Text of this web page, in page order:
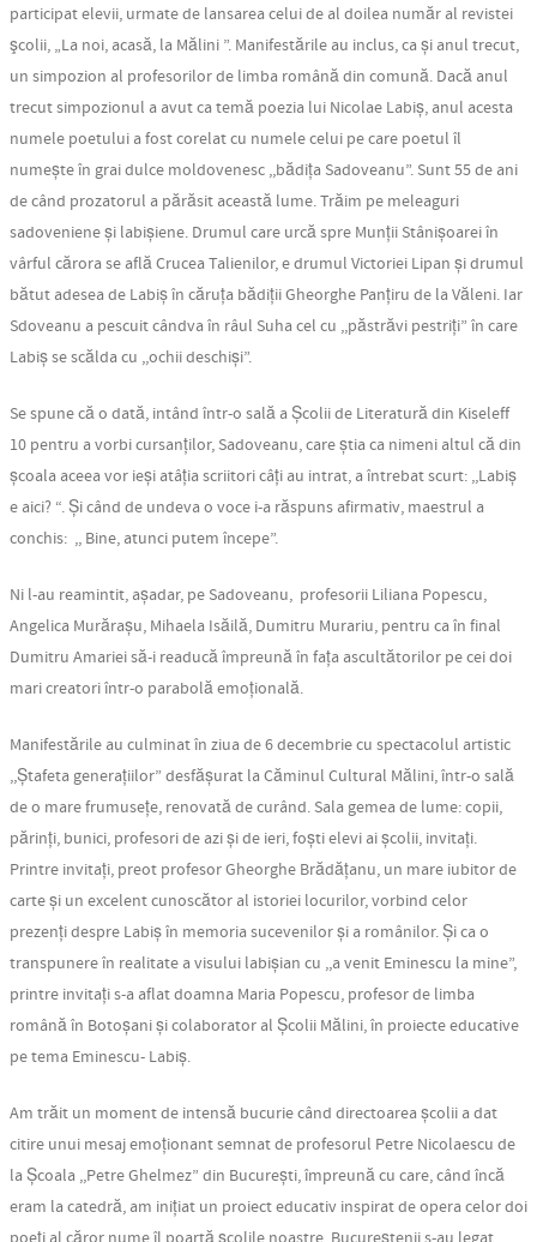
participat elevii, urmate de lansarea celui de al doilea număr al revistei
şcolii, „La noi, acasă, la Mălini ”. Manifestările au inclus, ca și anul trecut,
un simpozion al profesorilor de limba română din comună. Dacă anul
trecut simpozionul a avut ca temă poezia lui Nicolae Labiș, anul acesta
numele poetului a fost corelat cu numele celui pe care poetul îl
numește în grai dulce moldovenesc ,,bădița Sadoveanu”. Sunt 55 de ani
de când prozatorul a părăsit această lume. Trăim pe meleaguri
sadoveniene și labișiene. Drumul care urcă spre Munții Stânișoarei în
vârful cărora se află Crucea Talienilor, e drumul Victoriei Lipan și drumul
bătut adesea de Labiș în căruța bădiții Gheorghe Panțiru de la Văleni. Iar
Sdoveanu a pescuit cândva în râul Suha cel cu ,,păstrăvi pestriți” în care
Labiș se scălda cu ,,ochii deschiși”.
Se spune că o dată, intând într-o sală a Școlii de Literatură din Kiseleff
10 pentru a vorbi cursanților, Sadoveanu, care știa ca nimeni altul că din
școala aceea vor ieși atâția scriitori câți au intrat, a întrebat scurt: ,,Labiș
e aici? “. Și când de undeva o voce i-a răspuns afirmativ, maestrul a
conchis: ,, Bine, atunci putem începe”.
Ni l-au reamintit, așadar, pe Sadoveanu, profesorii Liliana Popescu,
Angelica Murărașu, Mihaela Isăilă, Dumitru Murariu, pentru ca în final
Dumitru Amariei să-i readucă împreună în fața ascultătorilor pe cei doi
mari creatori într-o parabolă emoțională.
Manifestările au culminat în ziua de 6 decembrie cu spectacolul artistic
,,Ștafeta generațiilor” desfășurat la Căminul Cultural Mălini, într-o sală
de o mare frumusețe, renovată de curând. Sala gemea de lume: copii,
părinți, bunici, profesori de azi și de ieri, foști elevi ai școlii, invitați.
Printre invitați, preot profesor Gheorghe Brădățanu, un mare iubitor de
carte și un excelent cunoscător al istoriei locurilor, vorbind celor
prezenți despre Labiș în memoria sucevenilor și a românilor. Și ca o
transpunere în realitate a visului labișian cu ,,a venit Eminescu la mine”,
printre invitați s-a aflat doamna Maria Popescu, profesor de limba
română în Botoșani și colaborator al Școlii Mălini, în proiecte educative
pe tema Eminescu- Labiș.
Am trăit un moment de intensă bucurie când directoarea școlii a dat
citire unui mesaj emoționant semnat de profesorul Petre Nicolaescu de
la Școala ,,Petre Ghelmez” din București, împreună cu care, când încă
eram la catedră, am inițiat un proiect educativ inspirat de opera celor doi